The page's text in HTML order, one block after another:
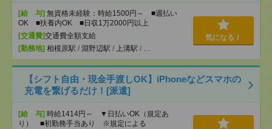
[給 与] 無資格未経験：時給1500円～ ■週払い
OK ■扶養内OK ■日収1万2000円以上
[交通費]交通費全額支給
[勤務地] 相模原駅 / 淵野辺駅 / 上溝駅 / …
気になる！
【シフト自由・現金手渡しOK】iPhoneなどスマホの
充電を繋げるだけ！[派遣]
[給 与] 時給1414円～ ▼日払いOK（規定あ
り） ■初勤務手当あり ※規定による